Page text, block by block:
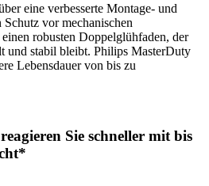
eine verbesserte Montage- und
vor mechanischen
robusten Doppelglühfaden, der
und stabil bleibt. Philips MasterDuty
Lebensdauer von bis zu
Sie schneller mit bis